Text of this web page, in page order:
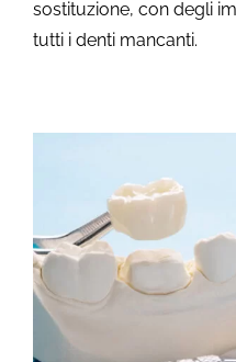
sostituzione, con degli
tutti i denti mancanti.